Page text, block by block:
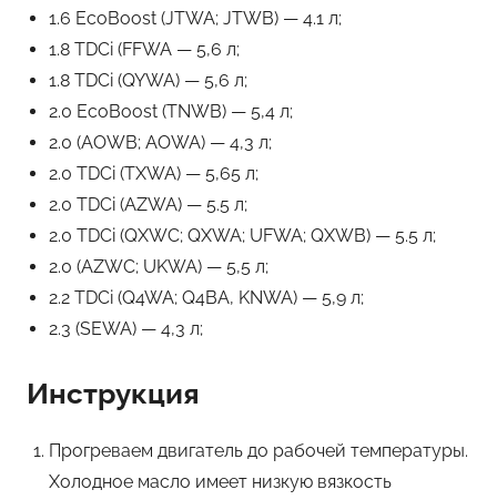
1.6 EcoBoost (JTWA; JTWB) — 4.1 л;
1.8 TDCi (FFWA — 5,6 л;
1.8 TDCi (QYWA) — 5,6 л;
2.0 EcoBoost (TNWB) — 5,4 л;
2.0 (AOWB; AOWA) — 4,3 л;
2.0 TDCi (TXWA) — 5,65 л;
2.0 TDCi (AZWA) — 5.5 л;
2.0 TDCi (QXWC; QXWA; UFWA; QXWB) — 5.5 л;
2.0 (AZWC; UKWA) — 5,5 л;
2.2 TDCi (Q4WA; Q4BA, KNWA) — 5,9 л;
2.3 (SEWA) — 4,3 л;
Инструкция
Прогреваем двигатель до рабочей температуры.
Холодное масло имеет низкую вязкость